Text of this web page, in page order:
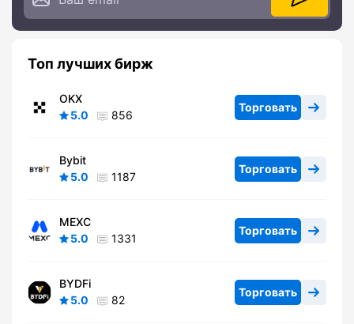
Топ лучших бирж
OKX
5.0
856
Торговать
Bybit
5.0
1187
Торговать
MEXC
5.0
1331
Торговать
BYDFi
5.0
82
Торговать